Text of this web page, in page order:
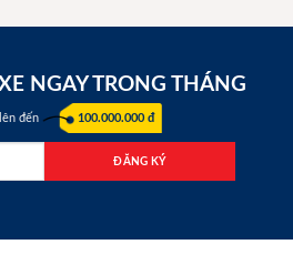
NGAY TRONG THÁNG
đến 100.000.000 đ